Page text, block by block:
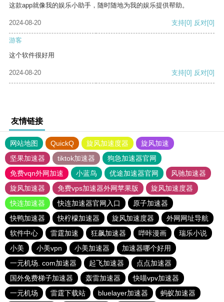
这款app就像我的娱乐小助手，随时随地为我的娱乐提供帮助。
2024-08-20 支持[0] 反对[0]
游客
这个软件很好用
2024-08-20 支持[0] 反对[0]
友情链接
网站地图 QuickQ 旋风加速度器
旋风加速
坚果加速器
tiktok加速器
狗急加速器官网
免费vqn外网加速
小蓝鸟 优途加速器官网
风驰加速器
旋风加速器
免费vps加速器外网苹果版
旋风加速度器
快连加速器
快连加速器官网入口
原子加速器
快鸭加速器
快柠檬加速器 旋风加速度器
外网网址导航
软件中心
雷霆加速 狂飙加速器 哔咔漫画
瑞乐小说
小美
小美vpn 小美加速器
加速器哪个好用
一元机场. com加速器
起飞加速器
点点加速器
国外免费梯子加速器
轰雷加速器
快喵vpv加速器
一元机场
雷霆下载站 bluelayer加速器 蚂蚁加速器